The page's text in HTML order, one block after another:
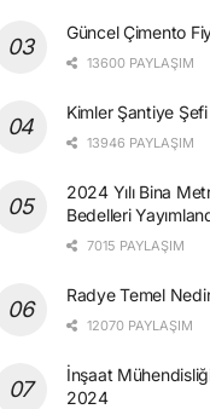
Güncel Çimento
13600 PAYLAŞIM
Kimler Şantiye
13946 PAYLAŞIM
2024 Yılı Bina
Bedelleri
7015 PAYLAŞIM
Radye Temel
12070 PAYLAŞIM
İnşaat
2024